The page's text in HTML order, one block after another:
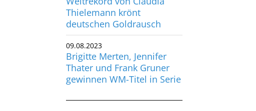
Thielemann krönt
deutschen Goldrausch
09.08.2023
Brigitte Merten, Jennifer
Thater und Frank Gruner
gewinnen WM-Titel in Serie